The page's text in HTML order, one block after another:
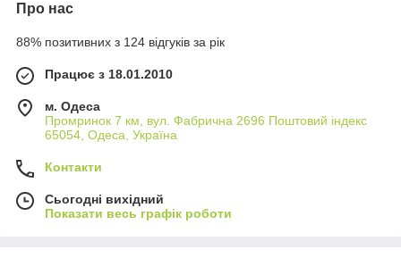
Про нас
88% позитивних з 124 відгуків за рік
Працює з 18.01.2010
м. Одеса
Промринок 7 км, вул. Фабрична 2696 Поштовий індекс
65054, Одеса, Україна
Контакти
Сьогодні вихідний
Показати весь графік роботи